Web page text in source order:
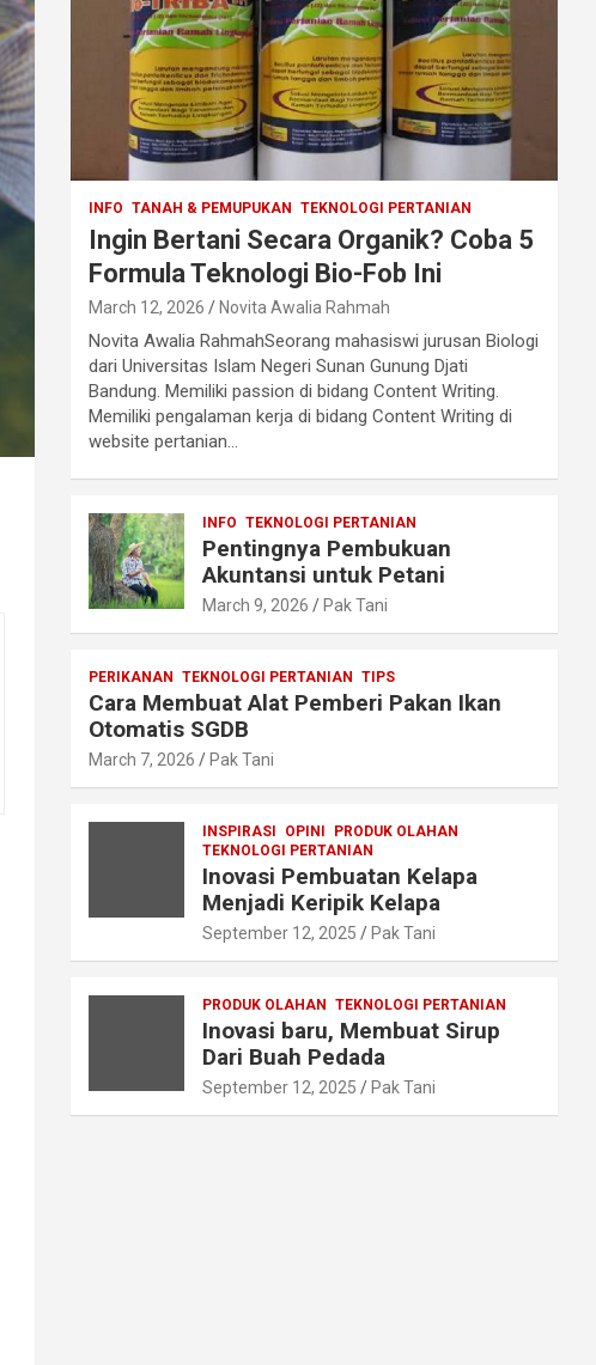
INFO TANAH & PEMUPUKAN TEKNOLOGI PERTANIAN
Ingin Bertani Secara Organik? Coba 5
Formula Teknologi Bio-Fob Ini
March 12, 2026 Novita Awalia Rahmah
Novita Awalia RahmahSeorang mahasiswi jurusan Biologi
dari Universitas Islam Negeri Sunan Gunung Djati
Bandung. Memiliki passion di bidang Content Writing.
Memiliki pengalaman kerja di bidang Content Writing di
website pertanian…
INFO TEKNOLOGI PERTANIAN
Pentingnya Pembukuan
Akuntansi untuk Petani
March 9, 2026 Pak Tani
PERIKANAN TEKNOLOGI PERTANIAN TIPS
Cara Membuat Alat Pemberi Pakan Ikan
Otomatis SGDB
March 7, 2026 Pak Tani
INSPIRASI OPINI
PRODUK OLAHAN
TEKNOLOGI PERTANIAN
Inovasi Pembuatan Kelapa
Menjadi Keripik Kelapa
September 12, 2025 Pak Tani
PRODUK OLAHAN TEKNOLOGI PERTANIAN
Inovasi baru, Membuat Sirup
Dari Buah Pedada
September 12, 2025 Pak Tani